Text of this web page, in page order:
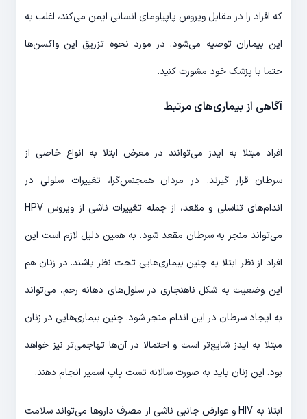
که افراد را در مقابل ویروس پاپیلومای انسانی ایمن می‌کند، اغلب به
این بیماران توصیه می‌شود. در مورد نحوه تزریق این واکسن‌ها
حتما با پزشک خود مشورت کنید.
آگاهی از بیماری‌های مرتبط
افراد مبتلا به ایدز می‌توانند در معرض ابتلا به انواع خاصی از
سرطان قرار گیرند. در مردان همجنس‌گرا، تغییرات سلولی در
اندام‌های تناسلی و مقعد، از جمله تغییرات ناشی از ویروس HPV
می‌تواند منجر به سرطان مقعد شود. به همین دلیل لازم است این
افراد از نظر ابتلا به چنین بیماری‌هایی تحت نظر باشند. در زنان هم
این وضعیت به شکل ناهنجاری در سلول‌های دهانه رحم، می‌تواند
به ایجاد سرطان در این اندام منجر شود. چنین بیماری‌هایی در زنان
مبتلا به ایدز شایع‌تر است و احتمالا در آن‌ها تهاجمی‌تر نیز خواهد
بود. این زنان باید به صورت سالانه تست پاپ اسمیر انجام دهند.
ابتلا به HIV و عوارض جانبی ناشی از مصرف داروها می‌تواند سلامت